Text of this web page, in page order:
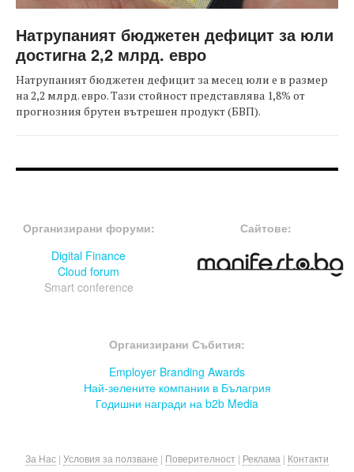
Натрупаният бюджетен дефицит за юли
достигна 2,2 млрд. евро
Натрупаният бюджетен дефицит за месец юли е в размер
на 2,2 млрд. евро. Тази стойност представлява 1,8% от
прогнозния брутен вътрешен продукт (БВП).
Организирани форуми:
Digital Finance
Cloud forum
Smart conference
Сайтове:
Организирани Събития:
Employer Branding Awards
Най-зелените компании в Бълагрия
Годишни награди на b2b Media
За Нас | Условия за ползване | Поверителност | Реклама | Контакти